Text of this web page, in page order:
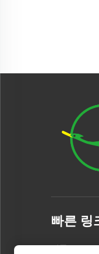
빠른 링
제품